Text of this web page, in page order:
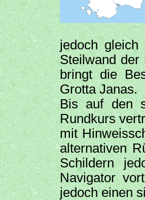
jedoch gleich
Steilwand der
bringt die
Grotta Janas.
Bis auf den
Rundkurs
mit
alternativen
Schildern
Navigator
jedoch einen